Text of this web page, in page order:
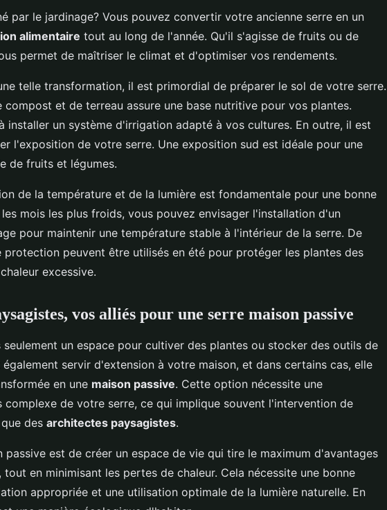
par le jardinage? Vous pouvez convertir votre ancienne serre en un
alimentaire tout au long de l'année. Qu'il s'agisse de fruits ou de
permet de maîtriser le climat et d'optimiser vos rendements.
telle transformation, il est primordial de préparer le sol de votre serre.
compost et de terreau assure une base nutritive pour vos plantes.
installer un système d'irrigation adapté à vos cultures. En outre, il est
l'exposition de votre serre. Une exposition sud est idéale pour une
de fruits et légumes.
de la température et de la lumière est fondamentale pour une bonne
mois les plus froids, vous pouvez envisager l'installation d'un
pour maintenir une température stable à l'intérieur de la serre. De
protection peuvent être utilisés en été pour protéger les plantes des
excessive.
vos alliés pour une serre maison passive
seulement un espace pour cultiver des plantes ou stocker des outils de
également servir d'extension à votre maison, et dans certains cas, elle
en une maison passive. Cette option nécessite une
complexe de votre serre, ce qui implique souvent l'intervention de
des architectes paysagistes.
passive est de créer un espace de vie qui tire le maximum d'avantages
en minimisant les pertes de chaleur. Cela nécessite une bonne
appropriée et une utilisation optimale de la lumière naturelle. En